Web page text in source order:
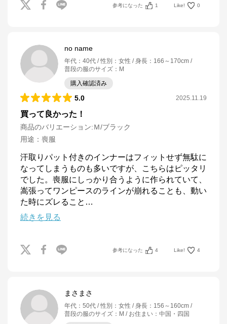
参考になった 1 Like! 0
no name
年代 ： 40代 性別 ： 女性 身長 ： 166～170cm
普段の服のサイズ ： M
購入確認済み
5.0 2025.11.19
買って良かった！
商品のバリエーション:Ｍ/ブラック
用途 ： 喪服
汗取りパット付きのインナーはフィットせず無駄に
なってしまうものも多いですが、こちらはピッタリ
でした。喪服にしっかり合うように作られていて、
嵩張ってワンピースのラインが崩れることも、動い
た時にズレること …
続きを見る
参考になった 4 Like! 4
まさまさ
年代 ： 50代 性別 ： 女性 身長 ： 156～160cm
普段の服のサイズ ： M お住まい ： 中国・四国